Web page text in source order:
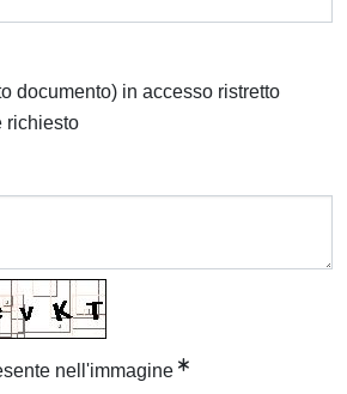
documento) in accesso ristretto
richiesto
nell'immagine